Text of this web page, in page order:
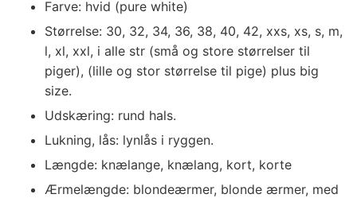
Farve: hvid (pure white)
Størrelse: 30, 32, 34, 36, 38, 40, 42, xxs, xs, s, m,
l, xl, xxl, i alle str (små og store størrelser til
piger), (lille og stor størrelse til pige) plus big
size.
Udskæring: rund hals.
Lukning, lås: lynlås i ryggen.
Længde: knælange, knælang, kort, korte
Ærmelængde: blondeærmer, blonde ærmer, med